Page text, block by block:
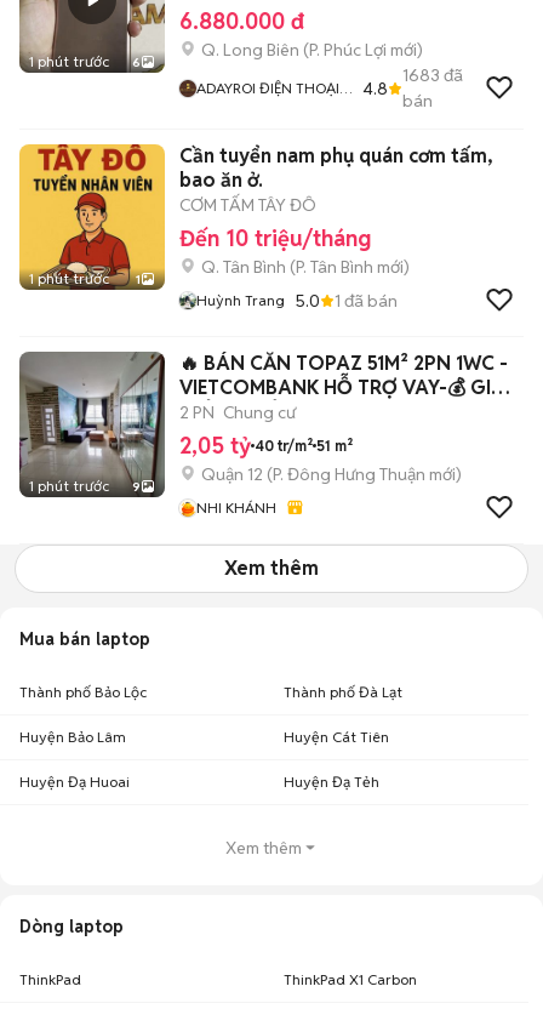
1 phút trước 6
6.880.000 đ
Q. Long Biên (P. Phúc Lợi mới)
ADAYROI ĐIỆN THOẠI
4.8
1683 đã
bán
1 phút trước 1
Cần tuyển nam phụ quán cơm tấm,
bao ăn ở.
CƠM TẤM TÂY ĐÔ
Đến 10 triệu/tháng
Q. Tân Bình (P. Tân Bình mới)
Huỳnh Trang 5.0 1 đã bán
1 phút trước 9
🔥 BÁN CĂN TOPAZ 51M² 2PN 1WC -
VIETCOMBANK HỖ TRỢ VAY-💰 GIÁ
CHỈ 2.05TỶ
2 PN Chung cư
2,05 tỷ 40 tr/m² 51 m²
Quận 12 (P. Đông Hưng Thuận mới)
NHI KHÁNH
Xem thêm
Mua bán laptop
Thành phố Bảo Lộc Thành phố Đà Lạt
Huyện Bảo Lâm Huyện Cát Tiên
Huyện Đạ Huoai Huyện Đạ Tẻh
Xem thêm
Dòng laptop
ThinkPad ThinkPad X1 Carbon